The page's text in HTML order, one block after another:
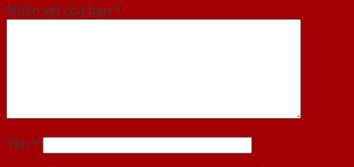
Nhận xét của bạn *
Tên *